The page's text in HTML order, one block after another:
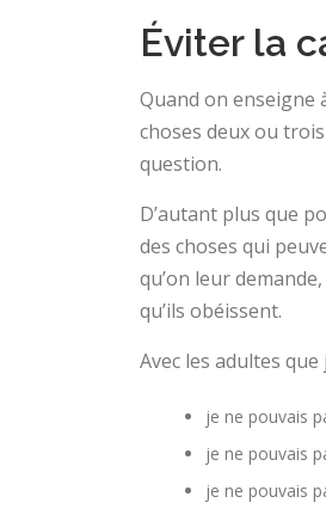
Éviter la
Quand on enseigne
choses deux ou
question.
D’autant plus que
des choses qui
qu’on leur
qu’ils obéissent.
Avec les adultes que
je ne pouvais
je ne pouvais
je ne pouvais